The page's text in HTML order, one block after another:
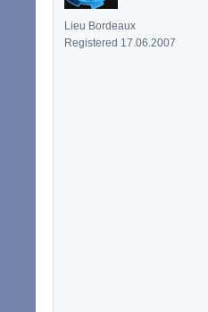
Lieu Bordeaux
Registered 17.06.2007